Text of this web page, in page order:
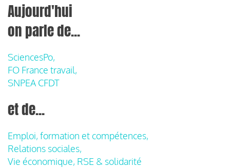
Aujourd'hui
on parle de...
SciencesPo,
FO France travail,
SNPEA CFDT
et de...
Emploi, formation et compétences,
Relations sociales,
Vie économique, RSE & solidarité